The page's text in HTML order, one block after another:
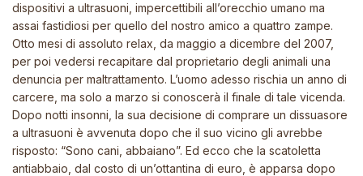
dispositivi a ultrasuoni, impercettibili all’orecchio umano ma
assai fastidiosi per quello del nostro amico a quattro zampe.
Otto mesi di assoluto relax, da maggio a dicembre del 2007,
per poi vedersi recapitare dal proprietario degli animali una
denuncia per maltrattamento. L’uomo adesso rischia un anno di
carcere, ma solo a marzo si conoscerà il finale di tale vicenda.
Dopo notti insonni, la sua decisione di comprare un dissuasore
a ultrasuoni è avvenuta dopo che il suo vicino gli avrebbe
risposto: “Sono cani, abbaiano”. Ed ecco che la scatoletta
antiabbaio, dal costo di un’ottantina di euro, è apparsa dopo